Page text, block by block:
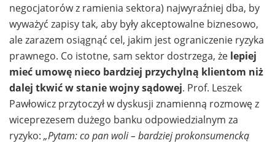
negocjatorów z ramienia sektora) najwyraźniej dba, by
wyważyć zapisy tak, aby były akceptowalne biznesowo,
ale zarazem osiągnąć cel, jakim jest ograniczenie ryzyka
prawnego. Co istotne, sam sektor dostrzega, że lepiej
mieć umowę nieco bardziej przychylną klientom niż
dalej tkwić w stanie wojny sądowej. Prof. Leszek
Pawłowicz przytoczył w dyskusji znamienną rozmowę z
wiceprezesem dużego banku odpowiedzialnym za
ryzyko: „Pytam: co pan woli – bardziej prokonsumencką